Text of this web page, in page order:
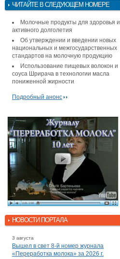
ЧИТАЙТЕ В СЛЕДУЮЩЕМ НОМЕРЕ
Молочные продукты для здоровья и
активного долголетия
Об утверждении и введении новых
национальных и межгосударственных
стандартов на молочную продукцию
Использование пищевых волокон и
соуса Шрирача в технологии масла
пониженной жирности
Подробный анонс
НОВОСТИ ПОРТАЛА
3 августа
Вышел в свет 8-й номер журнала
«Переработка молока» за 2026 г.